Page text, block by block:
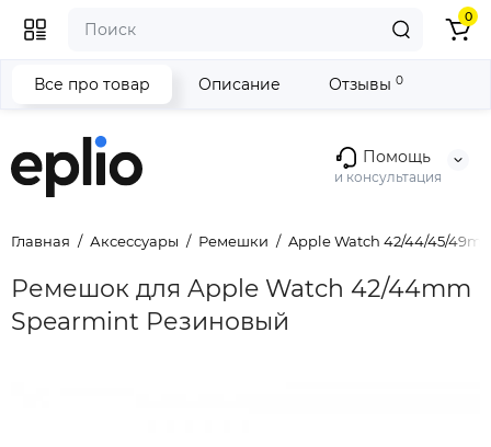
Помощь
и консультация
0
Главная Аксессуары Ремешки Apple Watch 42/44/45/
Ремешок для Apple Watch 42/44mm
Spearmint Резиновый
Все про товар Описание Отзывы 0